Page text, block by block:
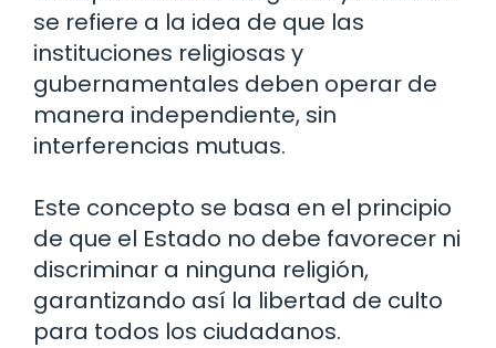
se refiere a la idea de que las
instituciones religiosas y
gubernamentales deben operar de
manera independiente, sin
interferencias mutuas.
Este concepto se basa en el principio
de que el Estado no debe favorecer ni
discriminar a ninguna religión,
garantizando así la libertad de culto
para todos los ciudadanos.